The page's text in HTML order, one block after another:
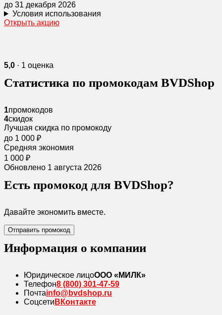
до 31 декабря 2026
Условия использования
Открыть акцию
5,0 · 1 оценка
Статистика по промокодам BVDShop
1промокодов
4скидок
Лучшая скидка по промокоду
до 1 000 ₽
Средняя экономия
1 000 ₽
Обновлено 1 августа 2026
Есть промокод для BVDShop?
Давайте экономить вместе.
Отправить промокод
Информация о компании
Юридическое лицоООО «МИЛК»
Телефон8 (800) 301-47-59
Почтаinfo@bvdshop.ru
Соцсети ВКонтакте